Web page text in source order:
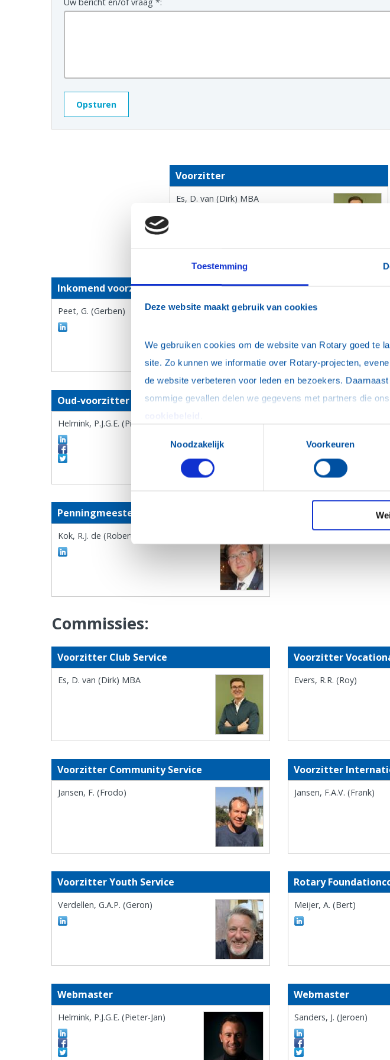
Toestemming
Deze website maakt gebruik van cookies
We gebruiken cookies om de website van Rotary goed te
site. Zo kunnen we informatie over Rotary-projecten,
de website verbeteren voor leden en bezoekers.
Noodzakelijk
Voorkeuren
Voorzitter
Es, D. van (Dirk) MBA
Inkomend voorzitter
Peet, G. (Gerben)
Inkomend
Willink, R. (Ron)
Oud-voorzitter
Helmink, P.J.G.E. (Pieter-Jan)
Secretaris
Nijkamp, R.J.G.A. (Ron)
Penningmeester
Kok, R.J. de (Robert)
Commissies:
Voorzitter Club Service
Es, D. van (Dirk) MBA
Voorzitter
Evers, R.R. (Roy)
Voorzitter Community Service
Jansen, F. (Frodo)
Voorzitter
Jansen, F.A.V. (Frank)
Voorzitter Youth Service
Verdellen, G.A.P. (Geron)
Rotary
Meijer, A. (Bert)
Webmaster
Helmink, P.J.G.E. (Pieter-Jan)
Webmaster
Sanders, J. (Jeroen)